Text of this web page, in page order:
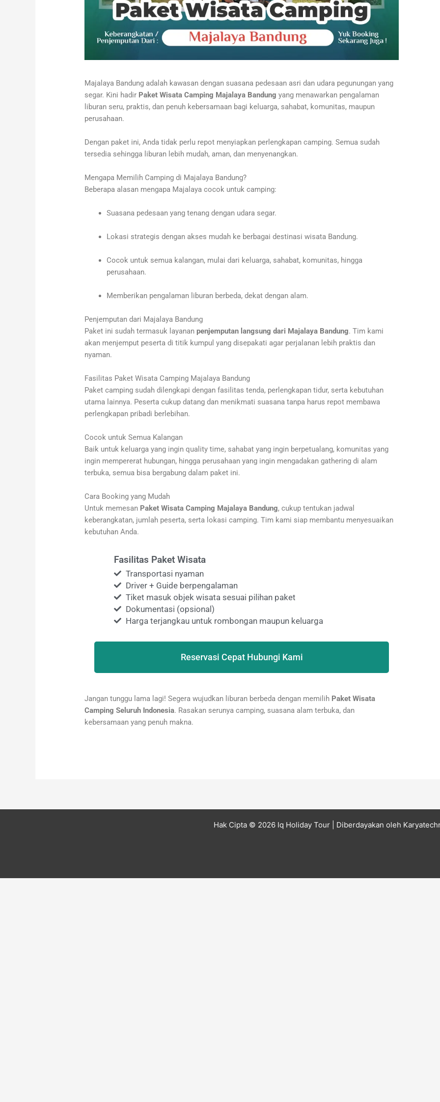
Majalaya Bandung adalah kawasan dengan suasana pedesaan asri dan udara pegunungan yang
segar. Kini hadir Paket Wisata Camping Majalaya Bandung yang menawarkan pengalaman
liburan seru, praktis, dan penuh kebersamaan bagi keluarga, sahabat, komunitas, maupun
perusahaan.
Dengan paket ini, Anda tidak perlu repot menyiapkan perlengkapan camping. Semua sudah
tersedia sehingga liburan lebih mudah, aman, dan menyenangkan.
Mengapa Memilih Camping di Majalaya Bandung?
Beberapa alasan mengapa Majalaya cocok untuk camping:
Suasana pedesaan yang tenang dengan udara segar.
Lokasi strategis dengan akses mudah ke berbagai destinasi wisata Bandung.
Cocok untuk semua kalangan, mulai dari keluarga, sahabat, komunitas, hingga
perusahaan.
Memberikan pengalaman liburan berbeda, dekat dengan alam.
Penjemputan dari Majalaya Bandung
Paket ini sudah termasuk layananpenjemputan langsung dari Majalaya Bandung. Tim kami
akan menjemput peserta di titik kumpul yang disepakati agar perjalanan lebih praktis dan
nyaman.
Fasilitas Paket Wisata Camping Majalaya Bandung
Paket camping sudah dilengkapi dengan fasilitas tenda, perlengkapan tidur, serta kebutuhan
utama lainnya. Peserta cukup datang dan menikmati suasana tanpa harus repot membawa
perlengkapan pribadi berlebihan.
Cocok untuk Semua Kalangan
Baik untuk keluarga yang ingin quality time, sahabat yang ingin berpetualang, komunitas yang
ingin mempererat hubungan, hingga perusahaan yang ingin mengadakan gathering di alam
terbuka, semua bisa bergabung dalam paket ini.
Cara Booking yang Mudah
Untuk memesan Paket Wisata Camping Majalaya Bandung, cukup tentukan jadwal
keberangkatan, jumlah peserta, serta lokasi camping. Tim kami siap membantu menyesuaikan
kebutuhan Anda.
Fasilitas Paket Wisata
Transportasi nyaman
Driver + Guide berpengalaman
Tiket masuk objek wisata sesuai pilihan paket
Dokumentasi (opsional)
Harga terjangkau untuk rombongan maupun keluarga
Reservasi Cepat Hubungi Kami
Jangan tunggu lama lagi! Segera wujudkan liburan berbeda dengan memilih Paket Wisata
Camping Seluruh Indonesia. Rasakan serunya camping, suasana alam terbuka, dan
kebersamaan yang penuh makna.
Hak Cipta © 2026 Iq Holiday Tour | Diberdayakan oleh